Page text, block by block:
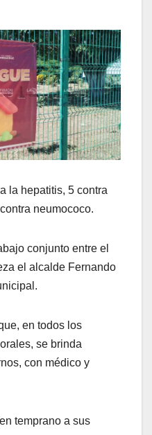
la hepatitis, 5 contra
neumococo.
conjunto entre el
el alcalde Fernando
en todos los
se brinda
con médico y
temprano a sus